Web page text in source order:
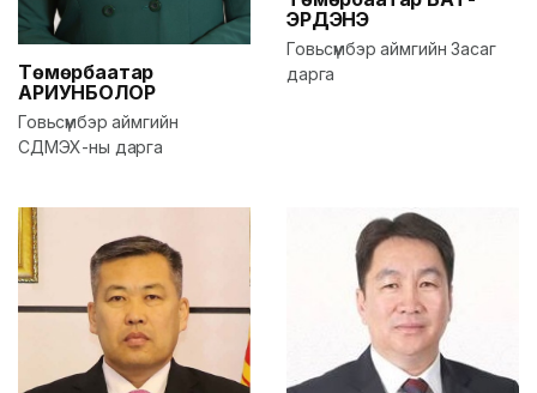
Төмөрбаатар
АРИУНБОЛОР
Говьсүмбэр аймгийн
СДМЭХ-ны дарга
ЭРДЭНЭ
Говьсүмбэр аймгийн Засаг
дарга